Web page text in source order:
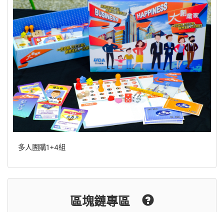
多人團購1+4組
區塊鏈專區